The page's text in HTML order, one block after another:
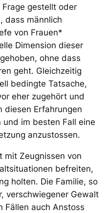
gestellt oder
dass männlich
von Frauen*
Dimension dieser
ohne dass
geht. Gleichzeitig
bedingte Tatsache,
eher zugehört und
diesen Erfahrungen
im besten Fall eine
anzustossen.
mit Zeugnissen von
befreiten,
holten. Die Familie, so
verschwiegener Gewalt
Fällen auch Anstoss